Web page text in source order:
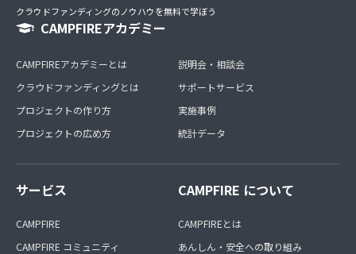
クラウドファンディングのノウハウを無料で学ぼう
CAMPFIREアカデミー
CAMPFIREアカデミーとは
クラウドファンディングとは
プロジェクトの作り方
プロジェクトの広め方
説明会・相談会
サポートサービス
実施事例
統計データ
サービス
CAMPFIRE
CAMPFIRE コミュニティ
CAMPFIRE について
CAMPFIREとは
あんしん・安全への取り組み